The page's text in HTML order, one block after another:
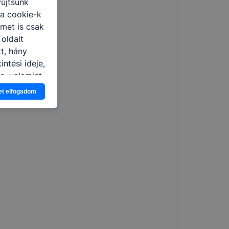
cookie-k
is csak
hány
ideje,
valamint
kívánja
és
elfogadom